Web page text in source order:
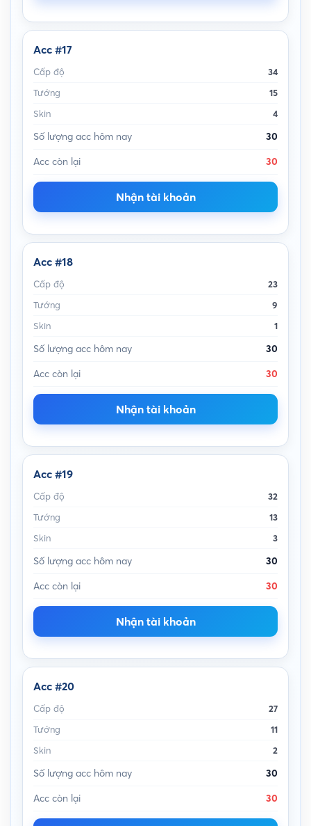
Acc #17
Cấp độ
34
Tướng
15
Skin
4
Số lượng acc hôm nay
30
Acc còn lại
30
Nhận tài khoản
Acc #18
Cấp độ
23
Tướng
9
Skin
1
Số lượng acc hôm nay
30
Acc còn lại
30
Nhận tài khoản
Acc #19
Cấp độ
32
Tướng
13
Skin
3
Số lượng acc hôm nay
30
Acc còn lại
30
Nhận tài khoản
Acc #20
Cấp độ
27
Tướng
11
Skin
2
Số lượng acc hôm nay
30
Acc còn lại
30